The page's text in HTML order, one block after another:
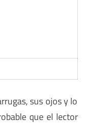
sus ojos y lo
que el lector